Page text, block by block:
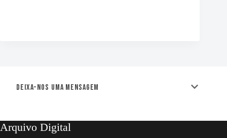
Deixa-nos uma mensagem
Arquivo Digital